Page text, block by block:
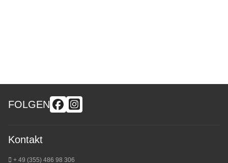
FOLGEN
Kontakt
+ 49 (355) 486 98 306